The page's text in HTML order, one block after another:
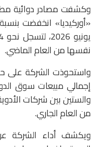
وكشفت مصادر دوائية
نفسها من العام الماضي.
إجمالي مبيعات سوق
والستين بين شركات
من العام الجاري.
ويكشف أداء الشركة